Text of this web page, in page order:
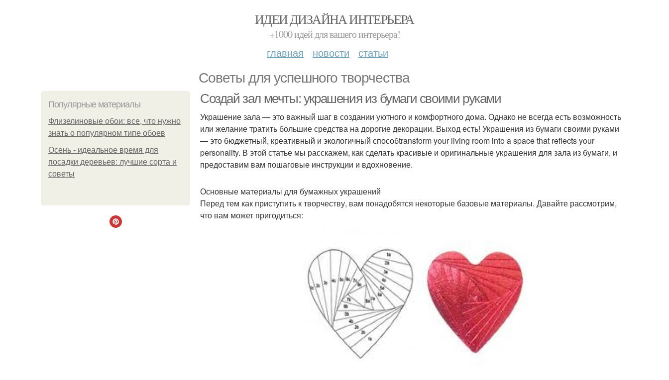
ИДЕИ ДИЗАЙНА ИНТЕРЬЕРА
+1000 идей для вашего интерьера!
главная новости статьи
Советы для успешного творчества
Популярные материалы
Флизелиновые обои: все, что нужно
знать о популярном типе обоев
Осень - идеальное время для
посадки деревьев: лучшие сорта и
советы
Создай зал мечты: украшения из бумаги своими руками
Украшение зала — это важный шаг в создании уютного и комфортного дома. Однако не всегда есть возможность
или желание тратить большие средства на дорогие декорации. Выход есть! Украшения из бумаги своими руками
— это бюджетный, креативный и экологичный способtransform your living room into a space that reflects your
personality. В этой статье мы расскажем, как сделать красивые и оригинальные украшения для зала из бумаги, и
предоставим вам пошаговые инструкции и вдохновение.
Основные материалы для бумажных украшений
Перед тем как приступить к творчеству, вам понадобятся некоторые базовые материалы. Давайте рассмотрим,
что вам может пригодиться: